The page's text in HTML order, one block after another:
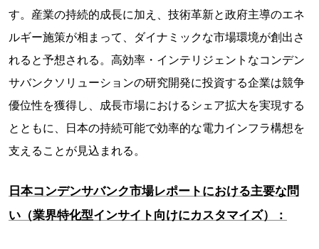
す。産業の持続的成長に加え、技術革新と政府主導のエネ
ルギー施策が相まって、ダイナミックな市場環境が創出さ
れると予想される。高効率・インテリジェントなコンデン
サバンクソリューションの研究開発に投資する企業は競争
優位性を獲得し、成長市場におけるシェア拡大を実現する
とともに、日本の持続可能で効率的な電力インフラ構想を
支えることが見込まれる。
日本コンデンサバンク市場レポートにおける主要な問
い（業界特化型インサイト向けにカスタマイズ）：